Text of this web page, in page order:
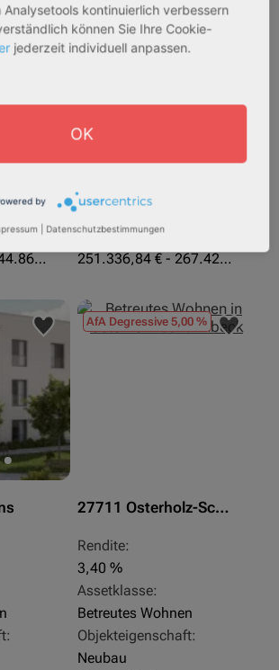
27711 Osterholz-Scharmbeck
227.760,00 € - 244.860,00 €
32469 Petershagen
Rendite:
Assetklasse:
Objekteigenschaft:
Bestandsobjekt
Gesamtfläche:
73,15 m² - 77,83 m²
Gesamtpreis:
251.336,84 € - 267.420,00 €
AfA Degressive 5,00 %
27711 Osterholz-Scharmbeck
Rendite:
3,40 %
Assetklasse:
Betreutes Wohnen
Objekteigenschaft:
Neubau
kontinuierlich verbessern
können Sie Ihre Cookie-
jederzeit individuell anpassen.
OK
by
Datenschutzbestimmungen